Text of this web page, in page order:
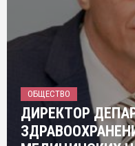
ОБЩЕСТВО
ДИРЕКТОР